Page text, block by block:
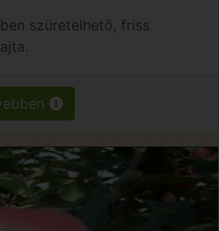
szüretelhető, friss